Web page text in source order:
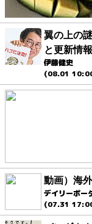
翼の上の
と更新情報
伊藤健史
(08.01
動画）海
デイリーポー
(07.31